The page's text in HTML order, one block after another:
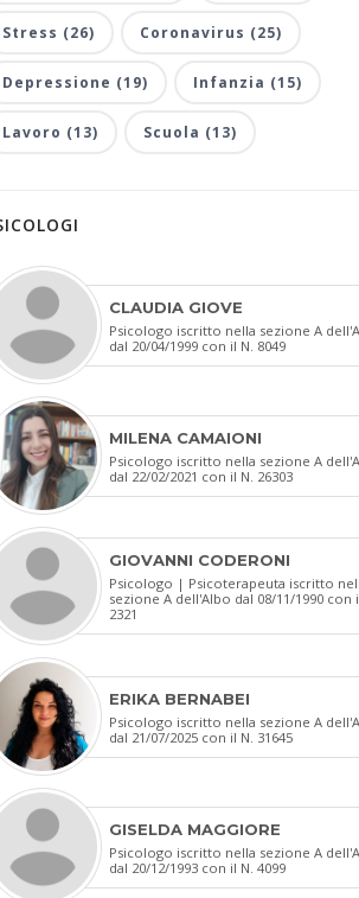
Stress (26) Coronavirus (25)
Depressione (19) Infanzia (15)
Lavoro (13) Scuola (13)
CLAUDIA GIOVE
Psicologo iscritto nella sezione A
dal 20/04/1999 con il N. 8049
MILENA CAMAIONI
Psicologo iscritto nella sezione A
dal 22/02/2021 con il N. 26303
GIOVANNI CODERONI
Psicologo | Psicoterapeuta iscritto
sezione A dell'Albo dal 08/11/1990 con
2321
ERIKA BERNABEI
Psicologo iscritto nella sezione A
dal 21/07/2025 con il N. 31645
GISELDA MAGGIORE
Psicologo iscritto nella sezione A
dal 20/12/1993 con il N. 4099